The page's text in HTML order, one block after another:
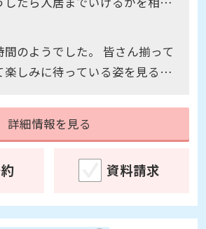
間のようでした。 皆さん揃って
楽しみに待っている姿を見るこ
詳細情報を見る
資料請求